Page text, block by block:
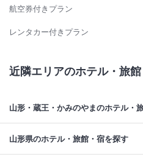
航空券付きプラン
レンタカー付きプラン
近隣エリアのホテル・旅
山形・蔵王・かみのやまのホテル・
山形県のホテル・旅館・宿を探す